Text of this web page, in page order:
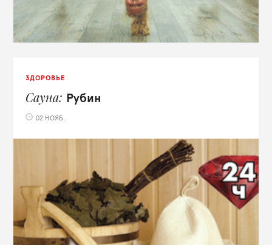
ЗДОРОВЬЕ
Сауна Рубин
02 НОЯБ.